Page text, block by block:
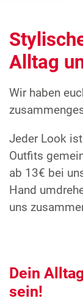
Alltag
Wir haben
Jeder Look
Outfits
ab 13€ bei
Hand
uns
Dein
sein!